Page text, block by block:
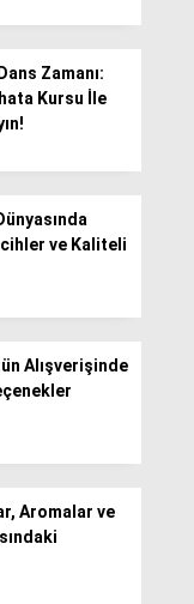
Zamanı:
Kursu İle
ve Kaliteli
Alışverişinde
Aromalar ve